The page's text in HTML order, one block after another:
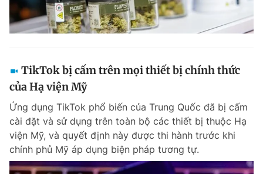
TikTok bị cấm trên mọi thiết bị chính thức
của Hạ viện Mỹ
Ứng dụng TikTok phổ biến của Trung Quốc đã bị cấm
cài đặt và sử dụng trên toàn bộ các thiết bị thuộc Hạ
viện Mỹ, và quyết định này được thi hành trước khi
chính phủ Mỹ áp dụng biện pháp tương tự.